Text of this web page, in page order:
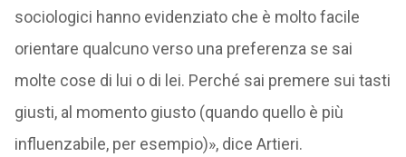
sociologici hanno evidenziato che è molto facile
orientare qualcuno verso una preferenza se sai
molte cose di lui o di lei. Perché sai premere sui tasti
giusti, al momento giusto (quando quello è più
influenzabile, per esempio)», dice Artieri.